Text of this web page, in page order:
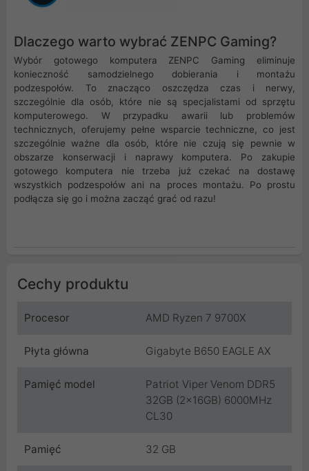
Dlaczego warto wybrać ZENPC Gaming?
Wybór gotowego komputera ZENPC Gaming eliminuje
konieczność samodzielnego dobierania i montażu
podzespołów. To znacząco oszczędza czas i nerwy,
szczególnie dla osób, które nie są specjalistami od sprzętu
komputerowego. W przypadku awarii lub problemów
technicznych, oferujemy pełne wsparcie techniczne, co jest
szczególnie ważne dla osób, które nie czują się pewnie w
obszarze konserwacji i naprawy komputera. Po zakupie
gotowego komputera nie trzeba już czekać na dostawę
wszystkich podzespołów ani na proces montażu. Po prostu
podłącza się go i można zacząć grać od razu!
Cechy produktu
Procesor AMD Ryzen 7 9700X
Płyta główna Gigabyte B650 EAGLE AX
Pamięć model
Patriot Viper Venom DDR5
32GB (2x16GB) 6000MHz
CL30
Pamięć 32 GB